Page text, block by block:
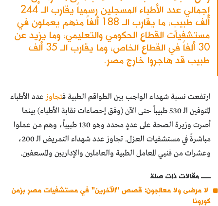
إجمالي عدد الأطباء المسجلين رسمياً يقارب الـ 244
ألف طبيبٍ، ما يقارب الـ 188 ألفاً منهم يعملون في
مستشفيات القطاع الحكومي والتعليمي، وما يزيد عن
30 ألفاً في القطاع الخاص، وما يقارب الـ 35 ألف
طبيب قد هاجروا خارج مصر.
ارتفعت نسبة شهداء الواجب بين الطواقم الطبية فتجاوزعدد الأطباء
المتوفين الـ 530 طبيباً حتى الآن (وفق إحصاءات نقابة الأطباء) بينما
أصرت وزيرة الصحة على عددٍ محدد وهو 130 طبيباً، وهم من عملوا
مباشرةً في مستشفيات العزل. تجاوز عدد شهداء التمريض الـ 200،
وعشرات من فنيي المعامل الطبية والعاملين والإداريين والمسعفين.
مقالات ذات صلة
لا مرضى ولا معالِجون: قصص "الآخرين" في مستشفيات مصر بزمن
كورونا